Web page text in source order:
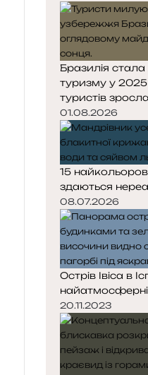
Бразилія стала
туризму у 2025
туристів
01.08.2026
15
здаються
08.07.2026
Острів Івіса в
20.11.2023